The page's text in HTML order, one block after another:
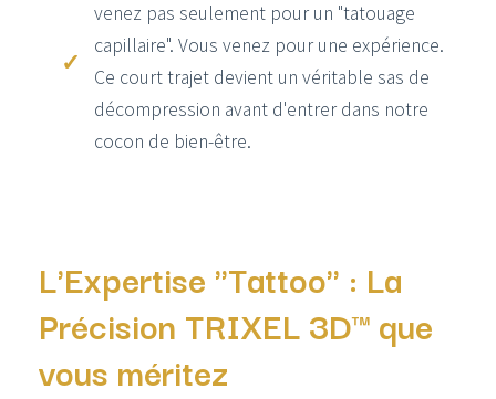
venez pas seulement pour un "tatouage
capillaire". Vous venez pour une expérience.
Ce court trajet devient un véritable sas de
décompression avant d'entrer dans notre
cocon de bien-être.
L'Expertise "Tattoo" : La
Précision TRIXEL 3D™ que
vous méritez